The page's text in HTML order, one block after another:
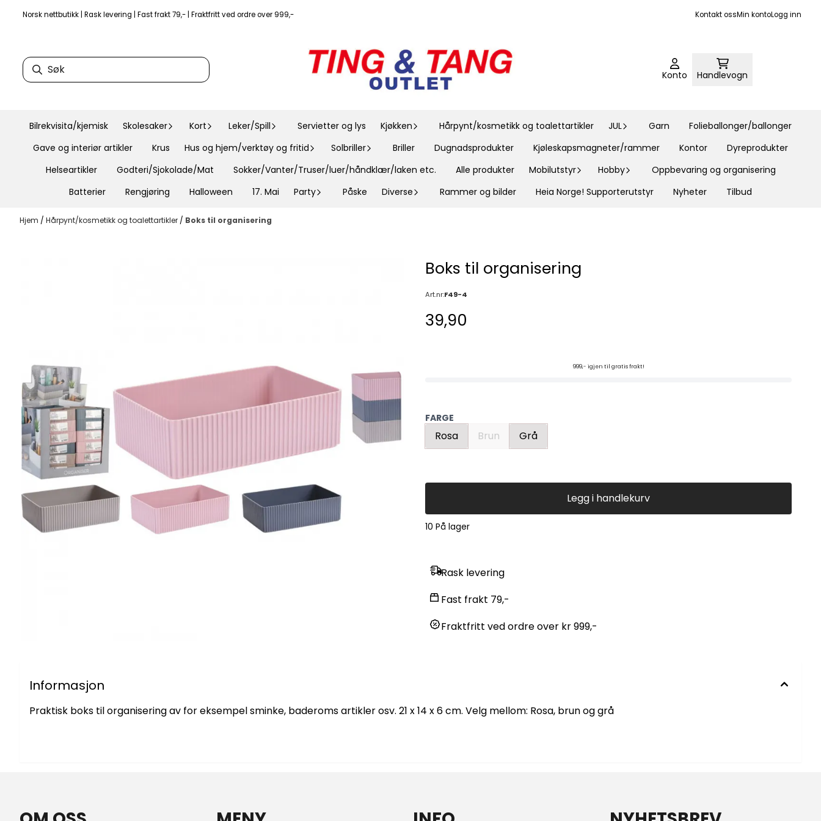
Hopp til innhold
Norsk nettbutikk | Rask levering | Fast frakt 79,- | Fraktfritt ved ordre over 999,- Kontakt ossMin kontoLogg inn
Konto Handlevogn
Bilrekvisita/kjemisk Skolesaker Kort Leker/Spill Servietter og lys Kjøkken Hårpynt/kosmetikk og toalettartikler JUL Garn
Folieballonger/ballonger
Gave og interiør artikler
Krus Hus og hjem/verktøy og fritid Solbriller Briller Dugnadsprodukter Kjøleskapsmagneter/rammer Kontor
Dyreprodukter
Helseartikler
Godteri/Sjokolade/Mat Sokker/Vanter/Truser/luer/håndklær/laken etc. Alle produkter Mobilutstyr Hobby
Oppbevaring og organisering
Batterier
Rengjøring Halloween 17. Mai Party Påske Diverse Rammer og bilder Heia Norge! Supporterutstyr Nyheter Tilbud
Hjem / Hårpynt/kosmetikk og toalettartikler / Boks til organisering
Boks til organisering
Art.nr:F49-4
39,90
999,- igjen til gratis frakt!
FARGE
Rosa Brun Grå
Legg i handlekurv
10 På lager
Rask levering
Fast frakt 79,-
Fraktfritt ved ordre over kr 999,-
Informasjon
Praktisk boks til organisering av for eksempel sminke, baderoms artikler osv. 21 x 14 x 6 cm. Velg mellom: Rosa, brun og grå